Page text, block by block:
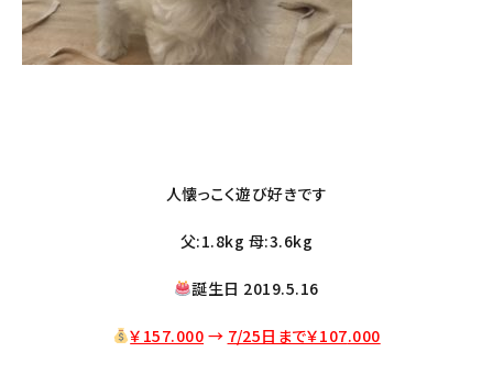
人懐っこく遊び好きです
父:1.8kg 母:3.6kg
誕生日 2019.5.16
￥157.000 → 7/25日まで￥107.000